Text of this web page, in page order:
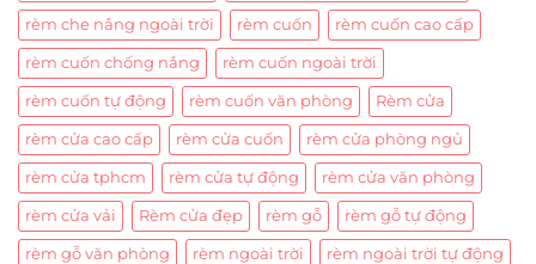
rèm che nắng ngoài trời rèm cuốn rèm cuốn cao cấp
rèm cuốn chống nắng rèm cuốn ngoài trời
rèm cuốn tự động rèm cuốn văn phòng Rèm cửa
rèm cửa cao cấp rèm cửa cuốn rèm cửa phòng ngủ
rèm cửa tphcm rèm cửa tự động rèm cửa văn phòng
rèm cửa vải Rèm cửa đẹp rèm gỗ rèm gỗ tự động
rèm gỗ văn phòng rèm ngoài trời rèm ngoài trời tự động